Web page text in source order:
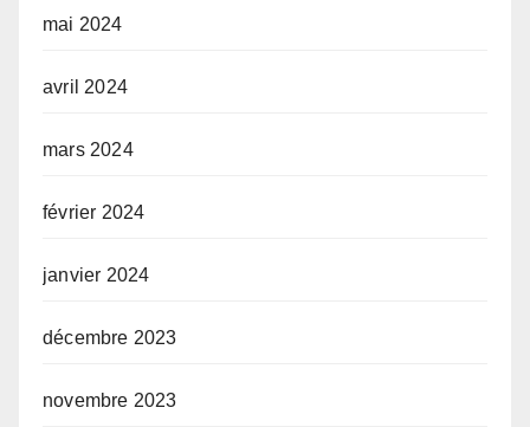
mai 2024
avril 2024
mars 2024
février 2024
janvier 2024
décembre 2023
novembre 2023